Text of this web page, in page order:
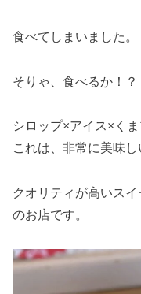
食べてしまいました。
そりゃ、食べるか！？
シロップ×アイス×く
これは、非常に美味
クオリティが高いス
のお店です。